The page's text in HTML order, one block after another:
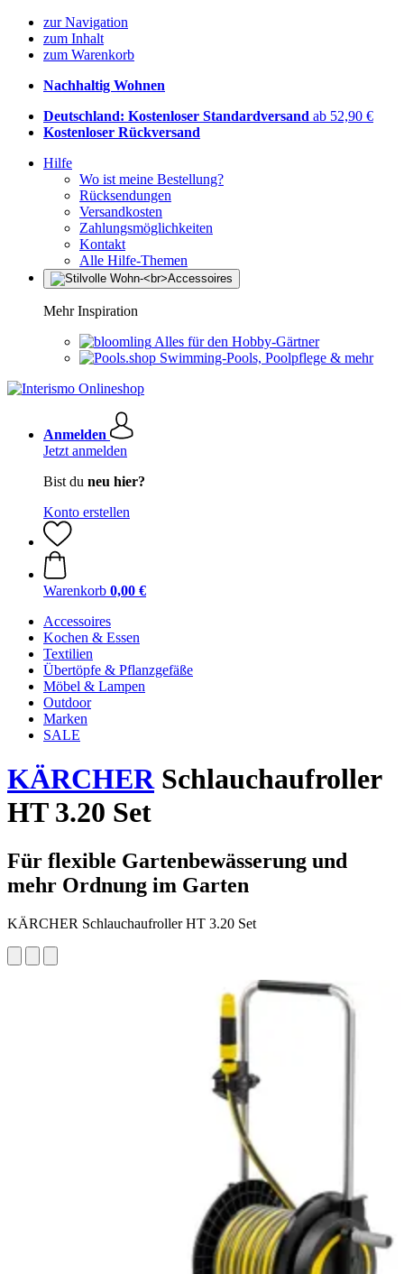
zur Navigation
zum Inhalt
zum Warenkorb
Nachhaltig Wohnen
Deutschland: Kostenloser Standardversand ab 52,90 €
Kostenloser Rückversand
Hilfe
Wo ist meine Bestellung?
Rücksendungen
Versandkosten
Zahlungsmöglichkeiten
Kontakt
Alle Hilfe-Themen
Mehr Inspiration
Alles für den Hobby-Gärtner
Swimming-Pools, Poolpflege & mehr
Anmelden
Jetzt anmelden
Bist du neu hier?
Konto erstellen
Warenkorb 0,00 €
Accessoires
Kochen & Essen
Textilien
Übertöpfe & Pflanzgefäße
Möbel & Lampen
Outdoor
Marken
SALE
KÄRCHERSchlauchaufroller
HT 3.20 Set
Für flexible Gartenbewässerung und
mehr Ordnung im Garten
KÄRCHER Schlauchaufroller HT 3.20 Set